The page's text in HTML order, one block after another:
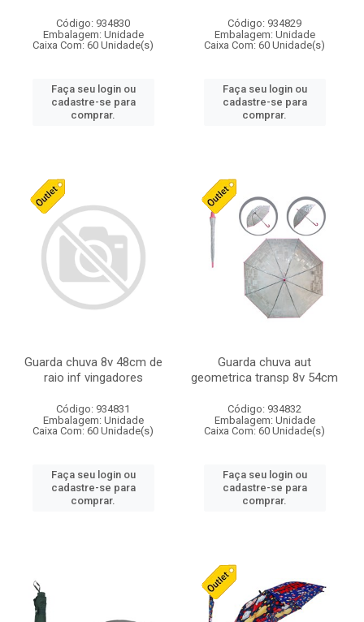
Código: 934830
Embalagem: Unidade
Caixa Com: 60 Unidade(s)
Faça seu login ou
cadastre-se para
comprar.
Código: 934829
Embalagem: Unidade
Caixa Com: 60 Unidade(s)
Faça seu login ou
cadastre-se para
comprar.
Guarda chuva 8v 48cm de
raio inf vingadores
Código: 934831
Embalagem: Unidade
Caixa Com: 60 Unidade(s)
Faça seu login ou
cadastre-se para
comprar.
Guarda chuva aut
geometrica transp 8v 54cm
Código: 934832
Embalagem: Unidade
Caixa Com: 60 Unidade(s)
Faça seu login ou
cadastre-se para
comprar.